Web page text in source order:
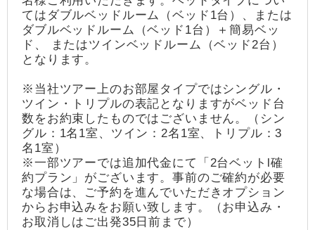
てはダブルベッドルーム（ベッド1台）、または
ダブルベッドルーム（ベッド1台）＋簡易ベッ
ド、 またはツインベッドルーム（ベッド2台）
となります。
※当社ツアー上のお部屋タイプではシングル・
ツイン・トリプルの表記となりますがベッド台
数をお約束したものではございません。（シン
グル：1名1室、ツイン：2名1室、トリプル：3
名1室）
※一部ツアーでは追加代金にて「2台ベットl確
約プラン」がございます。事前のご確約が必要
な場合は、ご予約を進んでいただきオプション
からお申込みをお願い致します。（お申込み・
お取消しはご出発35日前まで）